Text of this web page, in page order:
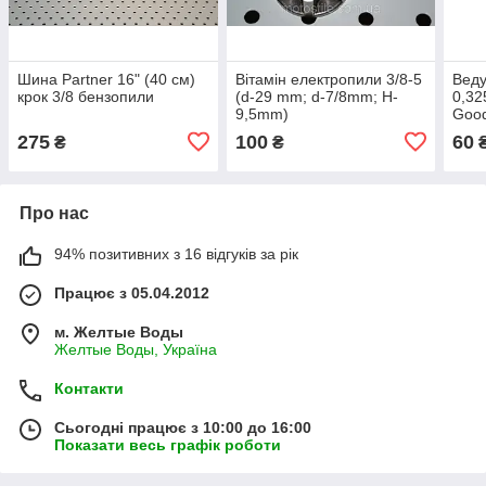
Шина Partner 16" (40 см)
крок 3/8 бензопили
275 ₴
Вітамін електропили 3/8-5
(d-29 mm; d-7/8mm; H-
9,5mm)
100₴ 60
Про нас
94% позитивних з 16 відгуків за рік
Працює з 05.04.2012
м. Желтые Воды
Желтые Воды, Україна
Контакти
Сьогодні працює з 10:00 до 16:00
Показати весь графік роботи